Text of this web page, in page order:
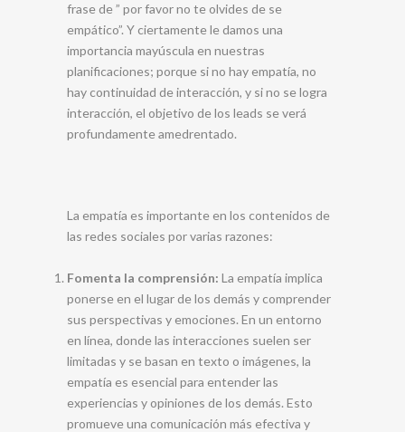
frase de” por favor no te olvides de se
empático”. Y ciertamente le damos una
importancia mayúscula en nuestras
planificaciones; porque si no hay empatía, no
hay continuidad de interacción, y si no se logra
interacción, el objetivo de los leads se verá
profundamente amedrentado.
La empatía es importante en los contenidos de
las redes sociales por varias razones:
Fomenta la comprensión: La empatía implica
ponerse en el lugar de los demás y comprender
sus perspectivas y emociones. En un entorno
en línea, donde las interacciones suelen ser
limitadas y se basan en texto o imágenes, la
empatía es esencial para entender las
experiencias y opiniones de los demás. Esto
promueve una comunicación más efectiva y